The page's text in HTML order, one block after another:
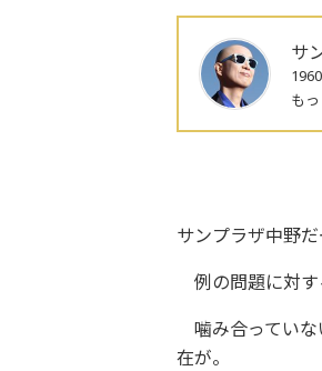
サ
も
サンプラザ中野だ
例の問題に対す
噛み合っていな
在が。